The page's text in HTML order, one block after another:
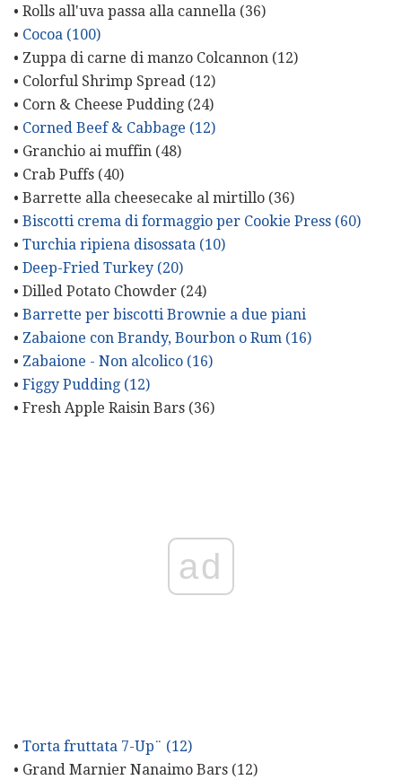
• Rolls all'uva passa alla cannella (36)
• Cocoa (100)
• Zuppa di carne di manzo Colcannon (12)
• Colorful Shrimp Spread (12)
• Corn & Cheese Pudding (24)
• Corned Beef & Cabbage (12)
• Granchio ai muffin (48)
• Crab Puffs (40)
• Barrette alla cheesecake al mirtillo (36)
• Biscotti crema di formaggio per Cookie Press (60)
• Turchia ripiena disossata (10)
• Deep-Fried Turkey (20)
• Dilled Potato Chowder (24)
• Barrette per biscotti Brownie a due piani
• Zabaione con Brandy, Bourbon o Rum (16)
• Zabaione - Non alcolico (16)
• Figgy Pudding (12)
• Fresh Apple Raisin Bars (36)
ad
• Torta fruttata 7-Up¨ (12)
• Grand Marnier Nanaimo Bars (12)